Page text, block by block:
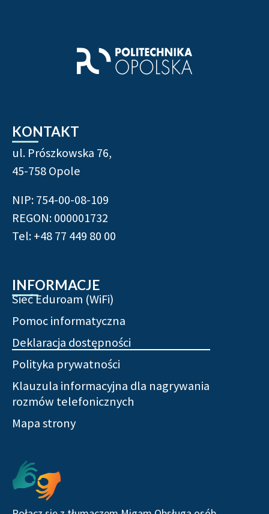
KONTAKT
ul. Prószkowska 76,
45-758 Opole
NIP: 754-00-08-109
REGON: 000001732
Tel: +48 77 449 80 00
INFORMACJE
Sieć Eduroam (WiFi)
Pomoc informatyczna
Deklaracja dostępności
Polityka prywatności
Klauzula informacyjna dla nagrywania
rozmów telefonicznych
Mapa strony
Serwisy społecznościowe